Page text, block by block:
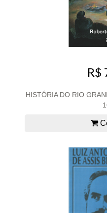
R$
HISTÓRIA DO RIO